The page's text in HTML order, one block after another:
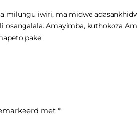
milungu iwiri, maimidwe
Amayimba, kuthokoza
pake
met *